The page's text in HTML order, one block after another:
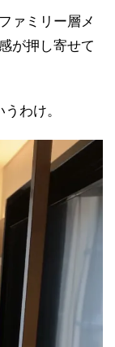
ァミリー層メ
が押し寄せて
わけ。